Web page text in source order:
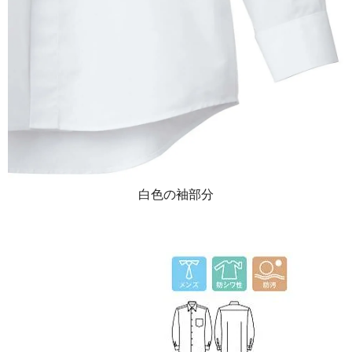
白色の袖部分